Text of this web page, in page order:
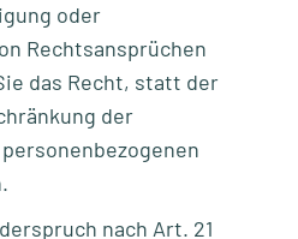
oder
Rechtsansprüchen
das Recht, statt der
der
nach Art. 21